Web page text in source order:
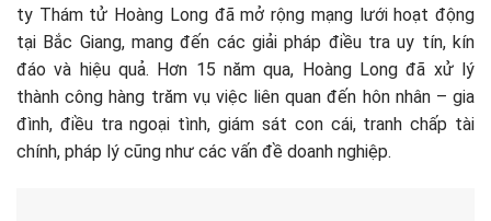
ty Thám tử Hoàng Long đã mở rộng mạng lưới hoạt động
tại Bắc Giang, mang đến các giải pháp điều tra uy tín, kín
đáo và hiệu quả. Hơn 15 năm qua, Hoàng Long đã xử lý
thành công hàng trăm vụ việc liên quan đến hôn nhân – gia
đình, điều tra ngoại tình, giám sát con cái, tranh chấp tài
chính, pháp lý cũng như các vấn đề doanh nghiệp.